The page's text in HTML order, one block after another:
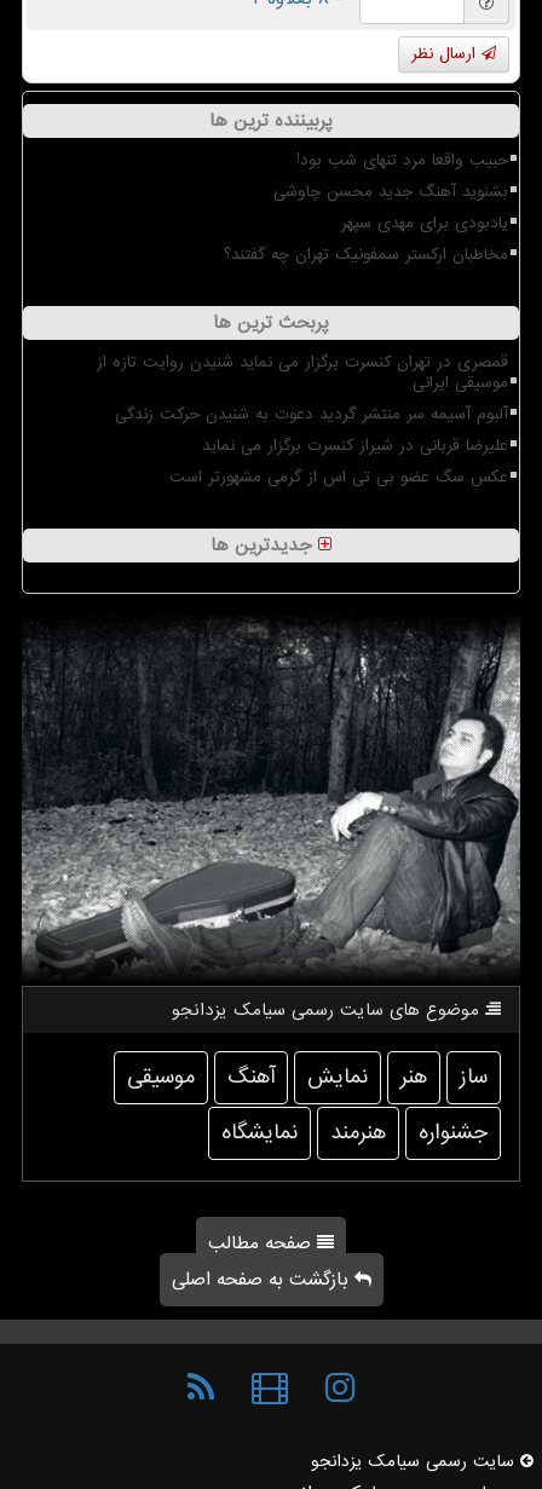
ارسال نظر
پربیننده ترین ها
حبیب واقعا مرد تنهای شب بود!
بشنوید آهنگ جدید محسن چاوشی
یادبودی برای مهدی سپهر
مخاطبان ارکستر سمفونیک تهران چه گفتند؟
پربحث ترین ها
قمصری در تهران کنسرت برگزار می نماید شنیدن روایت تازه از
موسیقی ایرانی
آلبوم آسیمه سر منتشر گردید دعوت به شنیدن حرکت زندگی
علیرضا قربانی در شیراز کنسرت برگزار می نماید
عکس سگ عضو بی تی اس از گرمی مشهورتر است
جدیدترین ها
موضوع های سایت رسمی سیامك یزدانجو
ساز هنر نمایش آهنگ
موسیقی
جشنواره
هنرمند نمایشگاه
صفحه مطالب
بازگشت به صفحه اصلی
سایت رسمی سیامك یزدانجو